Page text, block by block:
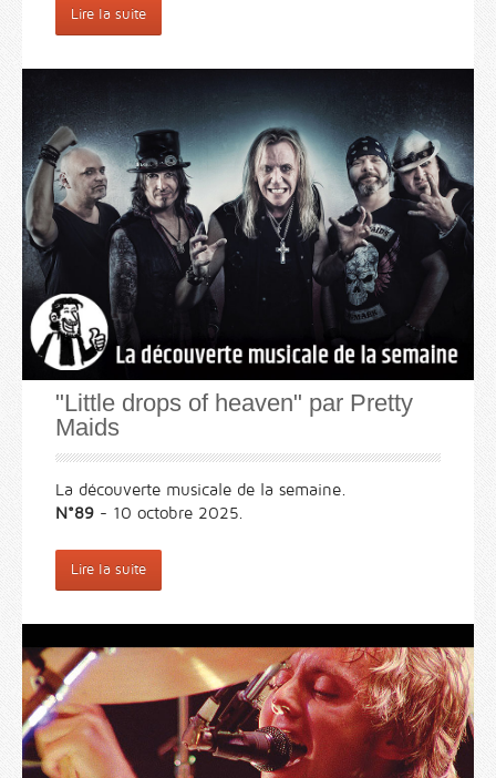
Lire la suite
"Little drops of heaven" par Pretty
Maids
La découverte musicale de la semaine.
N°89 - 10 octobre 2025.
Lire la suite